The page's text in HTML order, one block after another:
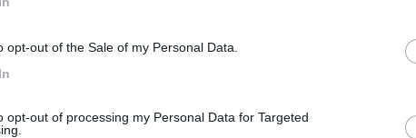
opt-out of the Sale of my Personal Data.
opt-out of processing my Personal Data for Targeted
12/06/2011 00:26:22 (
le soste notturne come si fa. Saluti -Veleno-